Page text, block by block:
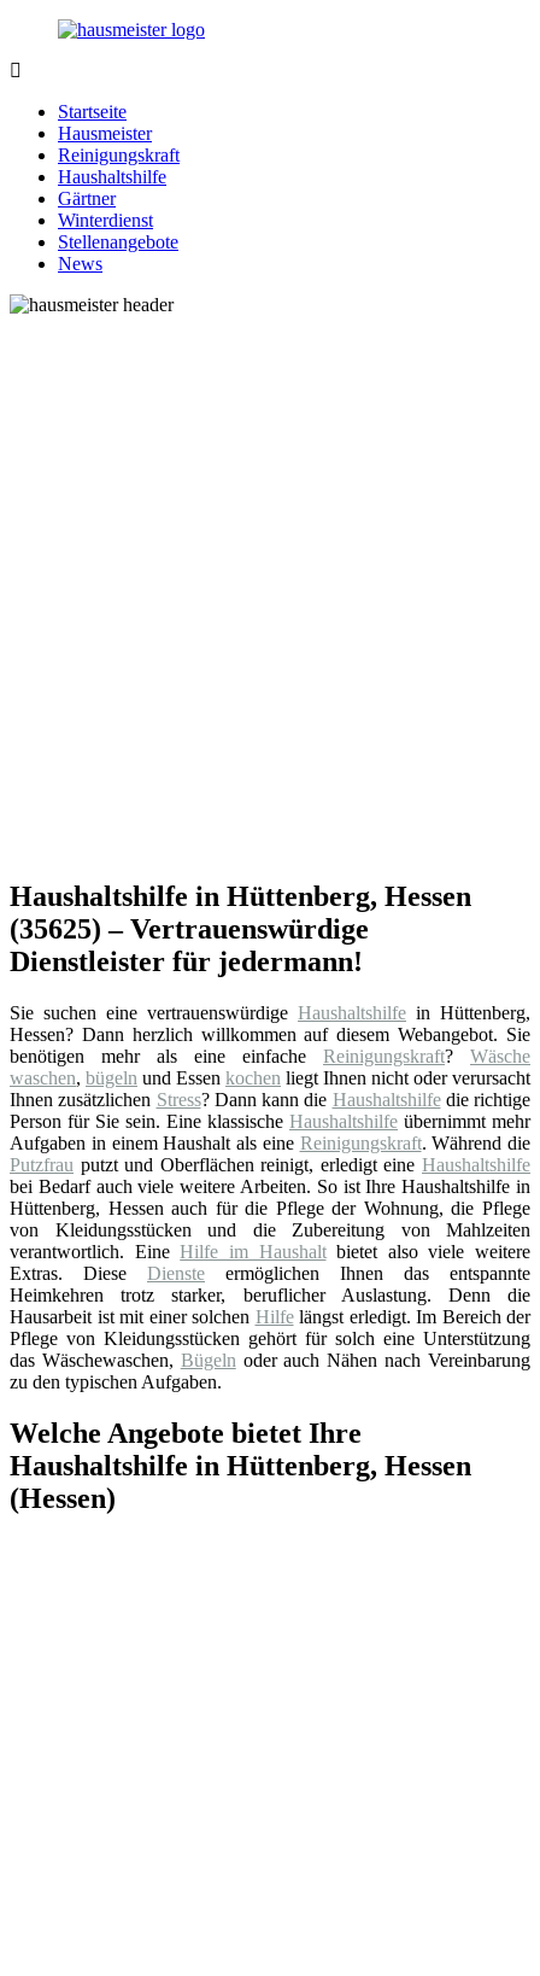
Zurück
Inhalt
Hausmeister.de
rund
Ihren
Haushalt
Startseite
Hausmeister
Reinigungskraft
Haushaltshilfe
Gärtner
Winterdienst
Stellenangebote
News
Haushaltshilfe in Hüttenberg, Hessen
(35625) – Vertrauenswürdige
Dienstleister für jedermann!
Sie suchen eine vertrauenswürdige Haushaltshilfe in Hüttenberg,
Hessen? Dann herzlich willkommen auf diesem Webangebot. Sie
benötigen mehr als eine einfache Reinigungskraft? Wäsche
waschen, bügeln und Essen kochen liegt Ihnen nicht oder verursacht
Ihnen zusätzlichen Stress? Dann kann die Haushaltshilfedie richtige
Person für Sie sein. Eine klassische Haushaltshilfe übernimmt mehr
Aufgaben in einem Haushalt als eine Reinigungskraft. Während die
Putzfrau putzt und Oberflächen reinigt, erledigt eine Haushaltshilfe
bei Bedarf auch viele weitere Arbeiten. So ist Ihre Haushaltshilfe in
Hüttenberg, Hessen auch für die Pflege der Wohnung, die Pflege
von Kleidungsstücken und die Zubereitung von Mahlzeiten
verantwortlich. EineHilfe im Haushaltbietet also viele weitere
Extras. Diese Dienste ermöglichen Ihnen das entspannte
Heimkehren trotz starker, beruflicher Auslastung. Denn die
Hausarbeit ist mit einer solchen Hilfelängst erledigt. Im Bereich der
Pflege von Kleidungsstücken gehört für solch eine Unterstützung
das Wäschewaschen, Bügeln oder auch Nähen nach Vereinbarung
zu den typischen Aufgaben.
Welche Angebote bietet Ihre
Haushaltshilfe in Hüttenberg, Hessen
(Hessen)